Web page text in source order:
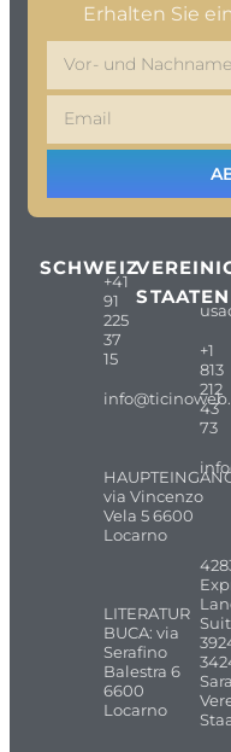
Erhalten Sie
SCHWEIZ
+41
91
225
37
15
via Vincenzo
Vela 5 6600
Locarno
LITERATUR
BUCA: via
Serafino
Balestra 6
6600
Locarno
STAATEN
+1
813
212
43
73